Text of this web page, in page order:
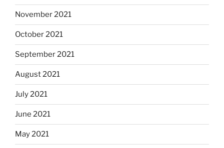
November 2021
October 2021
September 2021
August 2021
July 2021
June 2021
May 2021